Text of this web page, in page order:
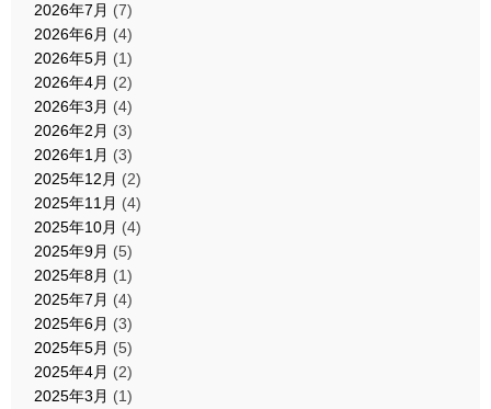
2026年7月 (7)
2026年6月 (4)
2026年5月 (1)
2026年4月 (2)
2026年3月 (4)
2026年2月 (3)
2026年1月 (3)
2025年12月 (2)
2025年11月 (4)
2025年10月 (4)
2025年9月 (5)
2025年8月 (1)
2025年7月 (4)
2025年6月 (3)
2025年5月 (5)
2025年4月 (2)
2025年3月 (1)